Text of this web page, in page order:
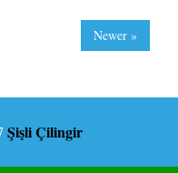
Newer »
Şişli Çilingir